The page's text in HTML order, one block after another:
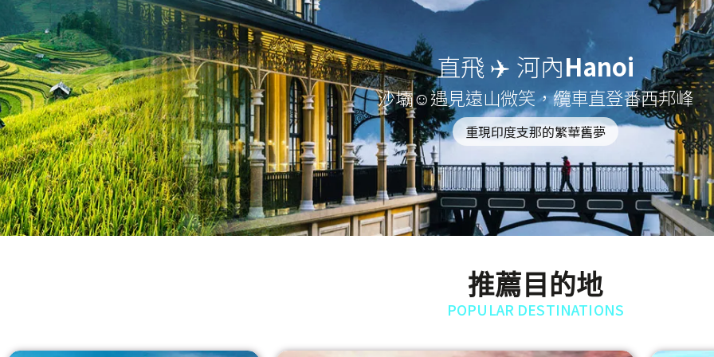
直飛 ✈️ 河內Hanoi
沙壩☺遇見遠山微笑，纜車直登番西邦峰
重現印度支那的繁華舊夢
推薦目的地
POPULAR DESTINATIONS